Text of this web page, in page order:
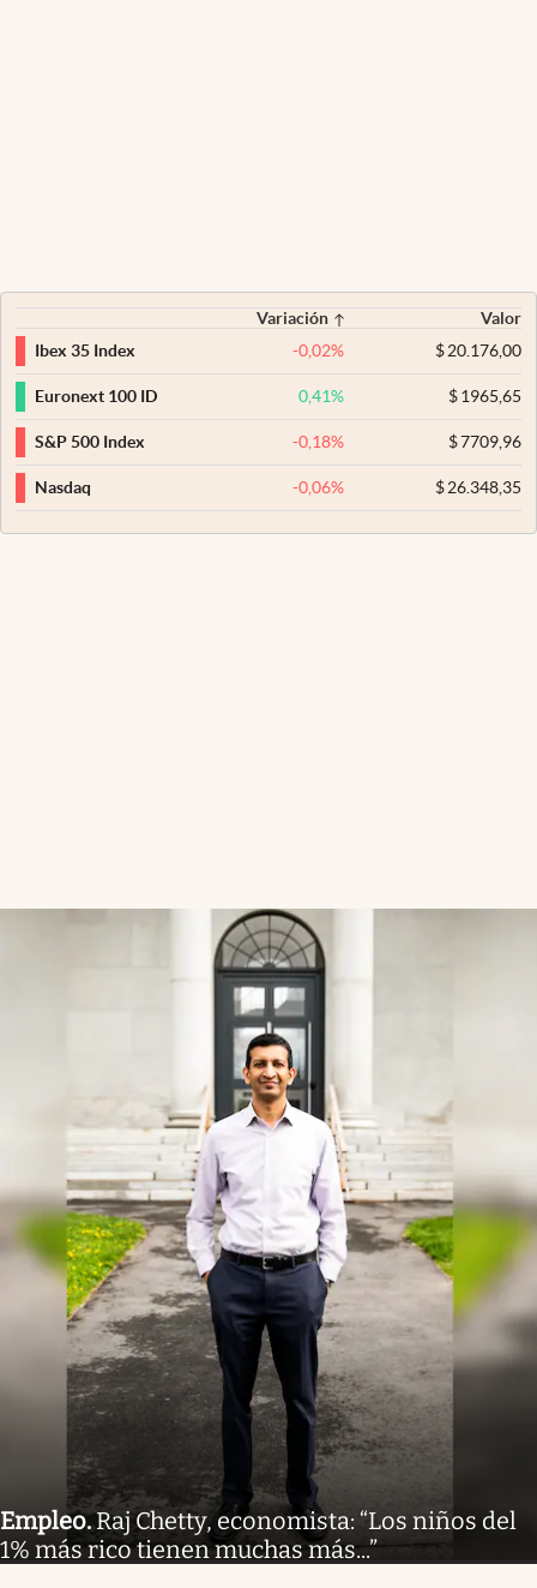
Variación
Valor
Ibex 35 Index
-0,02% $20.176,00
Euronext 100 ID 0,41% $1965,65
S&P 500 Index -0,18% $7709,96
Nasdaq -0,06% $26.348,35
Empleo.Raj Chetty, economista: “Los niños del
1% más rico tienen muchas más...”